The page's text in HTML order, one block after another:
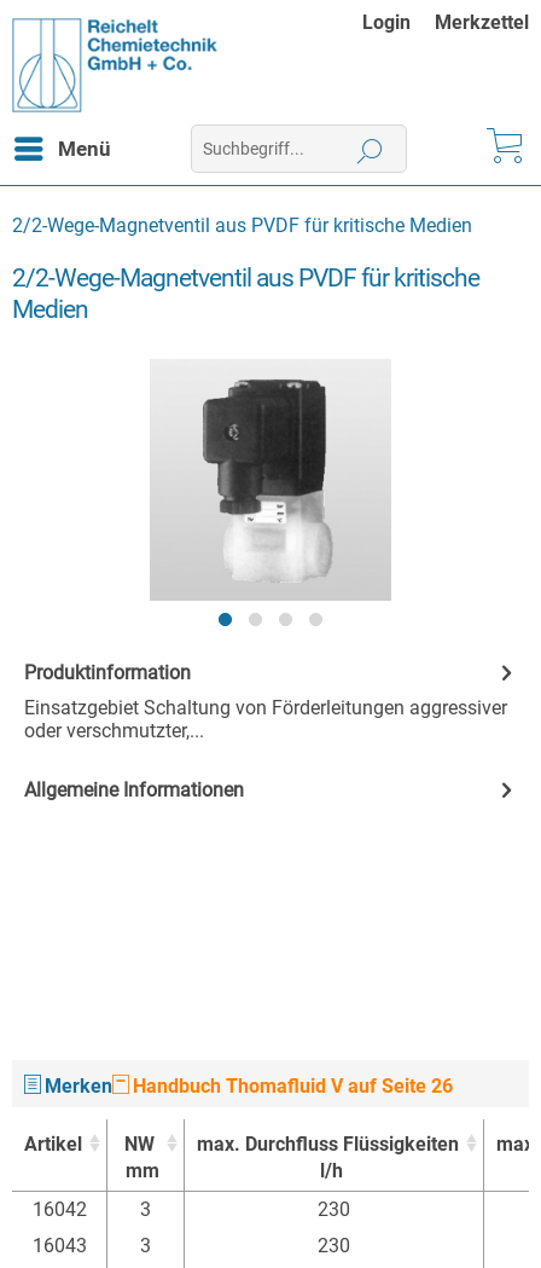
Login Merkzettel
Menü
2/2-Wege-Magnetventil aus PVDF für kritische Medien
2/2-Wege-Magnetventil aus PVDF für kritische
Medien
Produktinformation
Einsatzgebiet Schaltung von Förderleitungen aggressiver
oder verschmutzter,...
Allgemeine Informationen
Merken Handbuch Thomafluid V auf Seite 26
Artikel
NW
mm
max. Durchfluss Flüssigkeiten
l/h
Artikel
NW
max. Durchfluss Flüssigkeiten
16042 3
230
16043
3
230